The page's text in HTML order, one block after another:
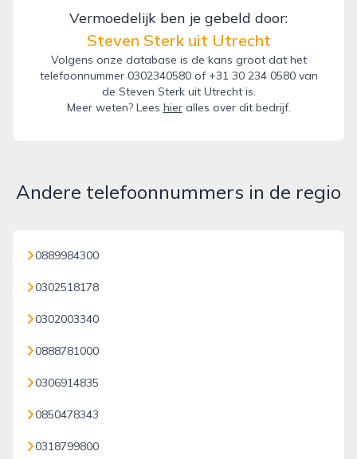
Vermoedelijk ben je gebeld door:
Steven Sterk uit Utrecht
Volgens onze database is de kans groot dat het
telefoonnummer 0302340580 of +31 30 234 0580 van
de Steven Sterk uit Utrecht is.
Meer weten? Lees hieralles over dit bedrijf.
Andere telefoonnummers in de regio
0889984300
0302518178
0302003340
0888781000
0306914835
0850478343
0318799800